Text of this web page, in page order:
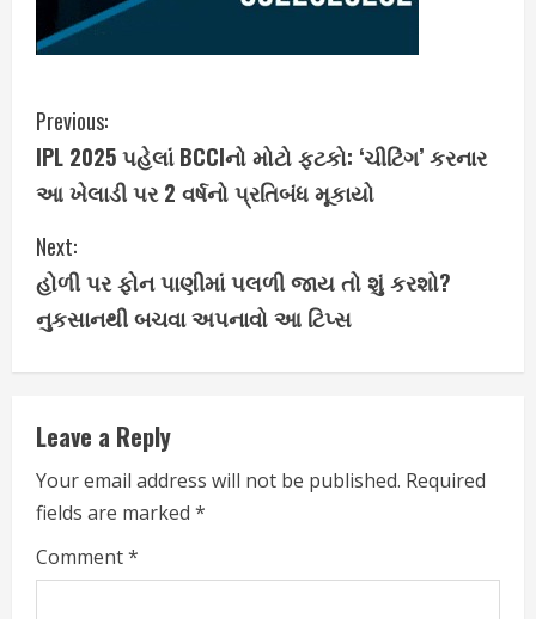
C
o
n
t
i
n
u
e
R
e
Previous:
IPL 2025 પહેલાં BCCIનો મોટો ફટકો: ‘ચીટિંગ’ કરનાર
આ ખેલાડી પર 2 વર્ષનો પ્રતિબંધ મૂકાયો
Next:
હોળી પર ફોન પાણીમાં પલળી જાય તો શું કરશો?
નુકસાનથી બચવા અપનાવો આ ટિપ્સ
Leave a Reply
Your email address will not be published. Required
fields are marked *
Comment*